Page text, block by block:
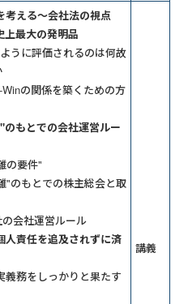
える〜会社法の視点
上最大の発明品
うに評価されるのは何故
Winの関係を築くための方
もとでの会社運営ルー
の要件"
"のもとでの株主総会と取
の会社運営ルール
人責任を追及されずに済
義務をしっかりと果たす
講義